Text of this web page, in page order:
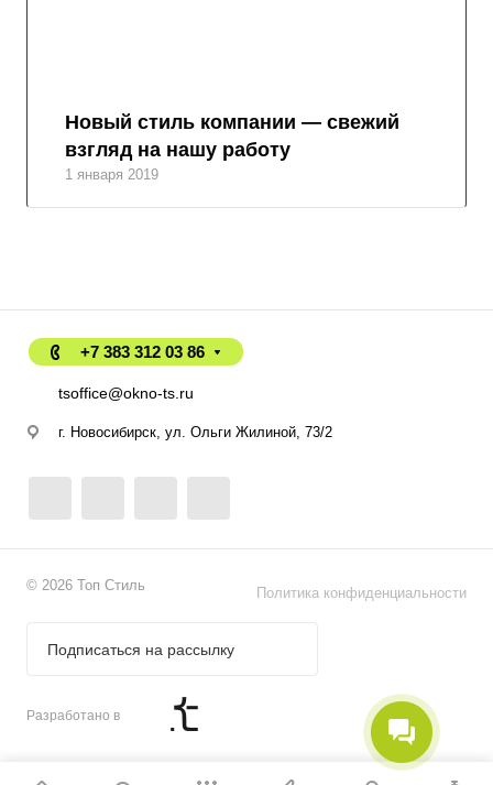
Новый стиль компании — свежий
взгляд на нашу работу
1 января 2019
+7 383 312 03 86
tsoffice@okno-ts.ru
г. Новосибирск, ул. Ольги Жилиной, 73/2
© 2026 Топ Стиль Политика конфиденциальности
Подписаться на рассылку
Разработано в